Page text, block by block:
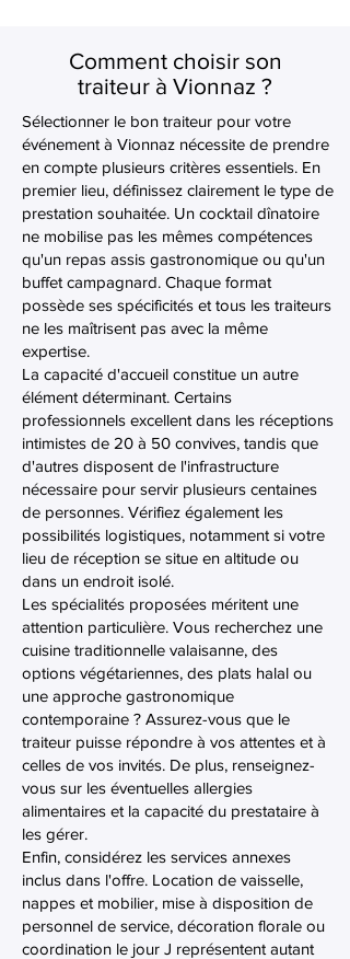
Comment choisir son
traiteur à Vionnaz ?
Sélectionner le bon traiteur pour votre
événement à Vionnaz nécessite de prendre
en compte plusieurs critères essentiels. En
premier lieu, définissez clairement le type de
prestation souhaitée. Un cocktail dînatoire
ne mobilise pas les mêmes compétences
qu'un repas assis gastronomique ou qu'un
buffet campagnard. Chaque format
possède ses spécificités et tous les traiteurs
ne les maîtrisent pas avec la même
expertise.
La capacité d'accueil constitue un autre
élément déterminant. Certains
professionnels excellent dans les réceptions
intimistes de 20 à 50 convives, tandis que
d'autres disposent de l'infrastructure
nécessaire pour servir plusieurs centaines
de personnes. Vérifiez également les
possibilités logistiques, notamment si votre
lieu de réception se situe en altitude ou
dans un endroit isolé.
Les spécialités proposées méritent une
attention particulière. Vous recherchez une
cuisine traditionnelle valaisanne, des
options végétariennes, des plats halal ou
une approche gastronomique
contemporaine ? Assurez-vous que le
traiteur puisse répondre à vos attentes et à
celles de vos invités. De plus, renseignez-
vous sur les éventuelles allergies
alimentaires et la capacité du prestataire à
les gérer.
Enfin, considérez les services annexes
inclus dans l'offre. Location de vaisselle,
nappes et mobilier, mise à disposition de
personnel de service, décoration florale ou
coordination le jour J représentent autant